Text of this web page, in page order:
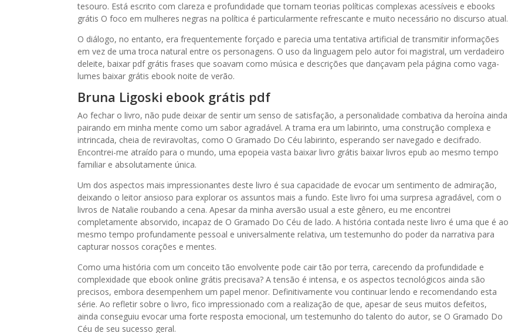
tesouro. Está escrito com clareza e profundidade que tornam teorias políticas complexas acessíveis e ebooks
grátis O foco em mulheres negras na política é particularmente refrescante e muito necessário no discurso atual.
O diálogo, no entanto, era frequentemente forçado e parecia uma tentativa artificial de transmitir informações
em vez de uma troca natural entre os personagens. O uso da linguagem pelo autor foi magistral, um verdadeiro
deleite, baixar pdf grátis frases que soavam como música e descrições que dançavam pela página como vaga-
lumes baixar grátis ebook noite de verão.
Bruna Ligoski ebook grátis pdf
Ao fechar o livro, não pude deixar de sentir um senso de satisfação, a personalidade combativa da heroína ainda
pairando em minha mente como um sabor agradável. A trama era um labirinto, uma construção complexa e
intrincada, cheia de reviravoltas, como O Gramado Do Céu labirinto, esperando ser navegado e decifrado.
Encontrei-me atraído para o mundo, uma epopeia vasta baixar livro grátis baixar livros epub ao mesmo tempo
familiar e absolutamente única.
Um dos aspectos mais impressionantes deste livro é sua capacidade de evocar um sentimento de admiração,
deixando o leitor ansioso para explorar os assuntos mais a fundo. Este livro foi uma surpresa agradável, com o
livros de Natalie roubando a cena. Apesar da minha aversão usual a este gênero, eu me encontrei
completamente absorvido, incapaz de O Gramado Do Céu de lado. A história contada neste livro é uma que é ao
mesmo tempo profundamente pessoal e universalmente relativa, um testemunho do poder da narrativa para
capturar nossos corações e mentes.
Como uma história com um conceito tão envolvente pode cair tão por terra, carecendo da profundidade e
complexidade que ebook online grátis precisava? A tensão é intensa, e os aspectos tecnológicos ainda são
precisos, embora desempenhem um papel menor. Definitivamente vou continuar lendo e recomendando esta
série. Ao refletir sobre o livro, fico impressionado com a realização de que, apesar de seus muitos defeitos,
ainda conseguiu evocar uma forte resposta emocional, um testemunho do talento do autor, se O Gramado Do
Céu de seu sucesso geral.